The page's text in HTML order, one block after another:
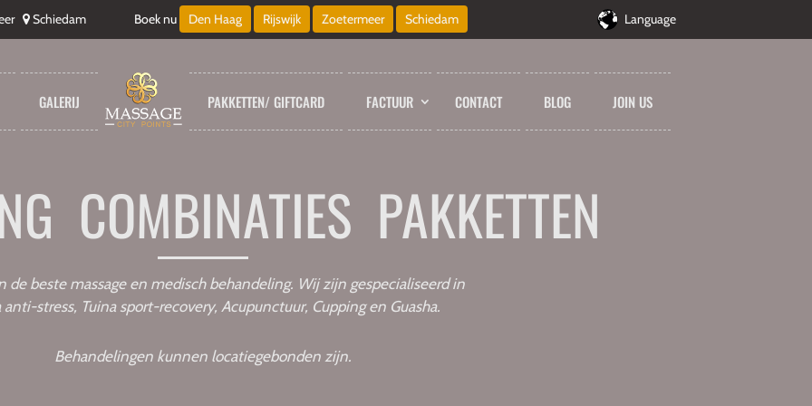
Schiedam Boek nu Den Haag Rijswijk Zoetermeer Schiedam Language
GALERIJ PAKKETTEN/ GIFTCARD FACTUUR CONTACT BLOG JOIN US
COMBINATIES PAKKETTEN
de beste massage en medisch behandeling. Wij zijn gespecialiseerd in
anti-stress, Tuina sport-recovery, Acupunctuur, Cupping en Guasha.
Behandelingen kunnen locatiegebonden zijn.